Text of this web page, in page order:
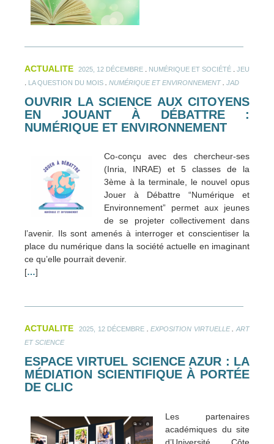
ACTUALITE 2025, 12 DÉCEMBRE NUMÉRIQUE ET SOCIÉTÉ JEU
LA QUESTION DU MOIS NUMÉRIQUE ET ENVIRONNEMENT. JAD
OUVRIR LA SCIENCE AUX CITOYENS
EN JOUANT À DÉBATTRE :
NUMÉRIQUE ET ENVIRONNEMENT
Co-conçu avec des chercheur-ses
(Inria, INRAE) et 5 classes de la
3ème à la terminale, le nouvel opus
Jouer à Débattre “Numérique et
Environnement” permet aux jeunes
de se projeter collectivement dans
l’avenir. Ils sont amenés à interroger et conscientiser la
place du numérique dans la société actuelle en imaginant
ce qu’elle pourrait devenir.
[…]
ACTUALITE 2025, 12 DÉCEMBRE .EXPOSITION VIRTUELLE.ART
ET SCIENCE
ESPACE VIRTUEL SCIENCE AZUR : LA
MÉDIATION SCIENTIFIQUE À PORTÉE
DE CLIC
Les partenaires
académiques du site
d’Université Côte